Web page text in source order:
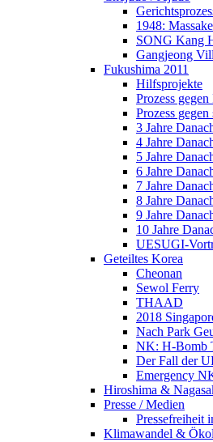
1948:
SONG Kang
Gangjeong
Fukushima 2011
Hilfsprojekte
Prozess
Prozess
3 Jahre
4 Jahre
5 Jahre
6 Jahre
7 Jahre
8 Jahre
9 Jahre
10 Jahre
UESUGI-
Geteiltes Korea
Cheonan
Sewol Ferry
THAAD
2018
Nach Park
NK: H-Bomb
Der Fall der
Emergency
Hiroshima &
Presse / Medien
Pressefreiheit
Klimawandel &